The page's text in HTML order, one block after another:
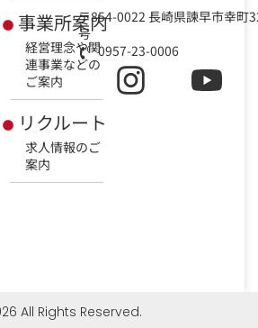
事業所案内
経営理念や関
連事業などの
ご案内
リクルート
求人情報のご
案内
〒854-0022 長崎県諫早市幸町
号
0957-23-0006
All Rights Reserved.